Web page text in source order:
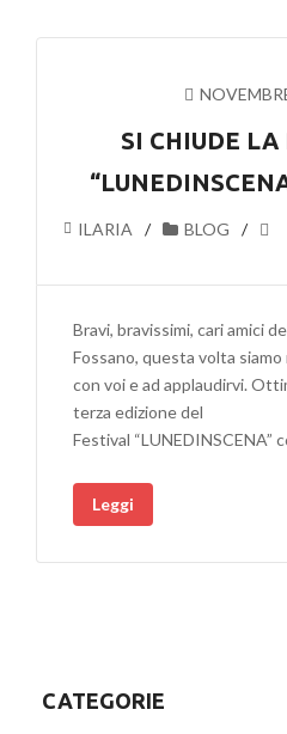
SI CHIUDE LA
ILARIA BLOG
Bravi, bravissimi, cari amici
Fossano, questa volta
con voi e ad applaudirvi.
terza edizione del
Festival “LUNEDINSCENA”
Leggi
CATEGORIE